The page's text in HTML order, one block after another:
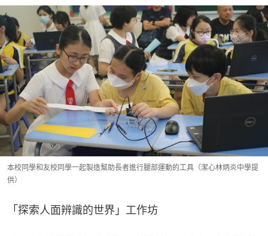
本校同學和友校同學一起製造幫助長者進行腿部運動的工具（潔心林炳炎中學提
供）
「探索人面辨識的世界」工作坊